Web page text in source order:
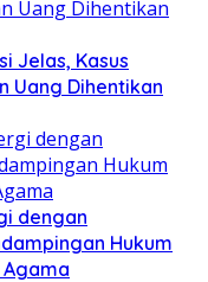
Jelas, Kasus
Uang Dihentikan
dengan
Hukum